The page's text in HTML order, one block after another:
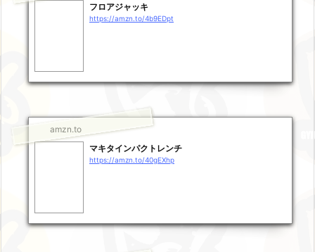
フロアジャッキ
https://amzn.to/4b9EDpt
amzn.to
マキタインパクトレンチ
https://amzn.to/40gEXhp